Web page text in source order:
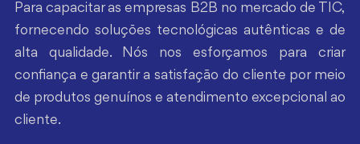
Para capacitar as empresas B2B no mercado de TIC,
fornecendo soluções tecnológicas autênticas e de
alta qualidade. Nós nos esforçamos para criar
confiança e garantir a satisfação do cliente por meio
de produtos genuínos e atendimento excepcional ao
cliente.